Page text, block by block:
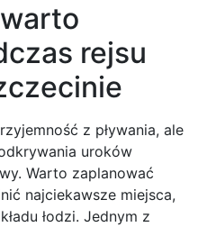
rejsu
z pływania, ale
uroków
Warto zaplanować
najciekawsze miejsca,
łodzi. Jednym z